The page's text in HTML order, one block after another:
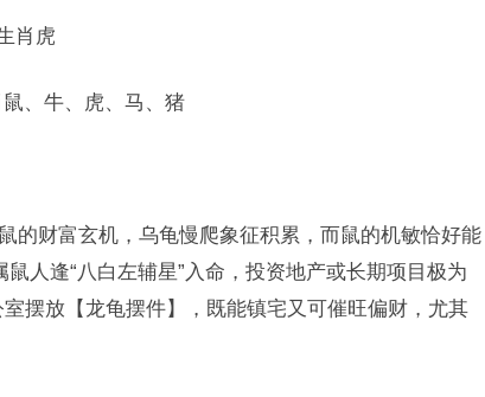
肖虎
、牛、虎、马、猪
的财富玄机，乌龟慢爬象征积累，而鼠的机敏恰好能
人逢“八白左辅星”入命，投资地产或长期项目极为
摆放【龙龟摆件】，既能镇宅又可催旺偏财，尤其